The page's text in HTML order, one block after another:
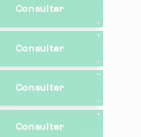
Consulter
Consulter
Consulter
Consulter